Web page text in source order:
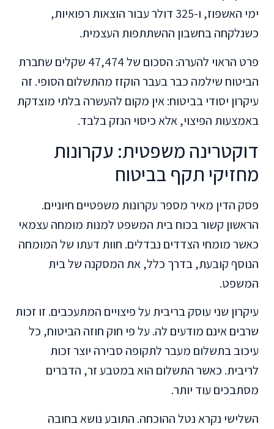
ימי האשפוז, ו-325 דולר עבור הוצאות רפואיות,
כשנלקחה בחשבון ההשתתפות העצמית.
פרט הראוי להערה: הסכום של 47,474 שקלים שחברת
הביטוח שילמה כבר בעבר הוקזז מהתשלום הסופי. זה
עיקרון יסודי בביטוח: אין מקום להעשרה בלתי מוצדקת
באמצעות הפיצוי, אלא כיסוי הנזק בלבד.
דוקטרינה משפטית: עקרונות
מחזיקי תקף בביטוח
פסק הדין מאיר מספר עקרונות משפטיים חיוניים.
הראשון קשור בכוח בית המשפט למנות מומחה עצמאי
כאשר מומחי הצדדים נבדלים. חוות דעתו של המומחה
הנוסף קובעת, בדרך כלל, את המסקנה של בית
המשפט.
עיקרון שני עוסק בריבית על פיצויים המתעכבים. זו זכות
שרבים אינם מודעים לה. על פי חוק חוזה הביטוח, כל
עיכוב בתשלום מעבר לתקופה סבירה יוצר זכות
לריבית. כאשר התשלום הוא במטבע זר, הדברים
מסתבכים עוד יותר.
השלישי נקרא נטל ההוכחה. התובע נושא בחובה